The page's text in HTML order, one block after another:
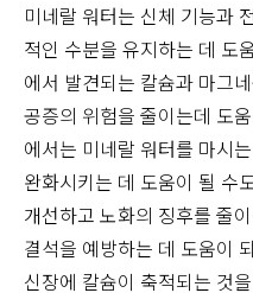
미네랄 워터는 신체 기능과
적인 수분을 유지하는 데 도
에서 발견되는 칼슘과 마그
공증의 위험을 줄이는데 도
에서는 미네랄 워터를 마시
완화시키는 데 도움이 될 수
개선하고 노화의 징후를 줄
결석을 예방하는 데 도움이
신장에 칼슘이 축적되는 것